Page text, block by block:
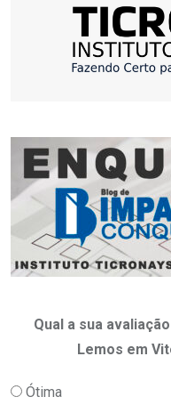
Qual a sua
Lemos em
Ótima